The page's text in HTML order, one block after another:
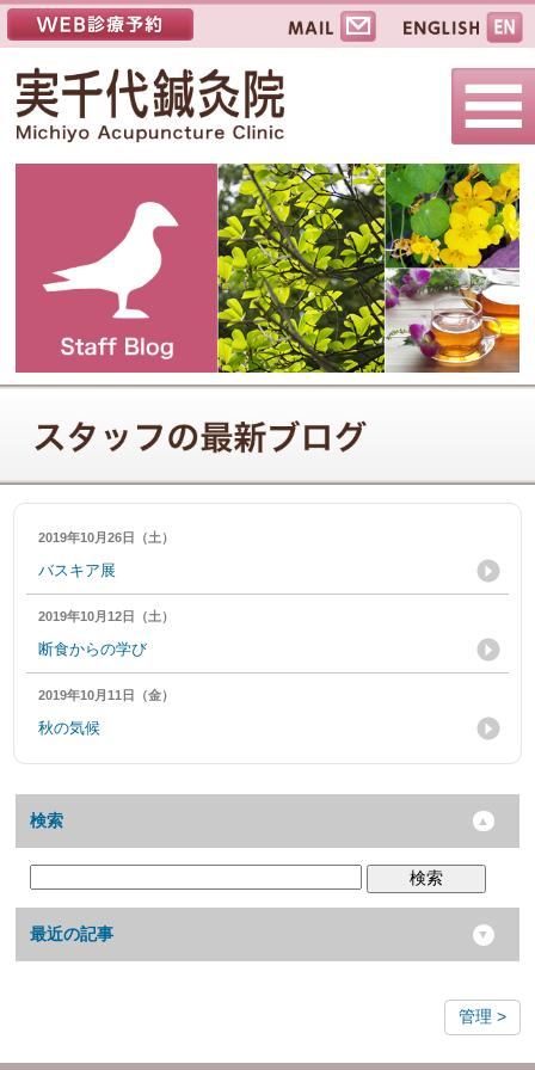
2019年10月26日（土）
バスキア展
2019年10月12日（土）
断食からの学び
2019年10月11日（金）
秋の気候
検索
検索
最近の記事
管理